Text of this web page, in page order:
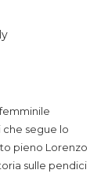
segue lo
pieno Lorenzo
sulle pendici